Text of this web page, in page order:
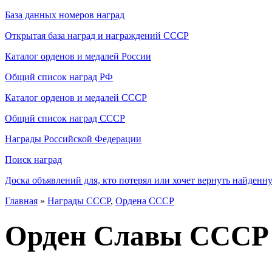
База данных номеров наград
Открытая база наград и награждений СССР
Каталог орденов и медалей России
Общий список наград РФ
Каталог орденов и медалей СССР
Общий список наград СССР
Награды Российской Федерации
Поиск наград
Доска объявлений для, кто потерял или хочет вернуть
Главная » Награды СССР, Ордена СССР
Орден Славы СССР